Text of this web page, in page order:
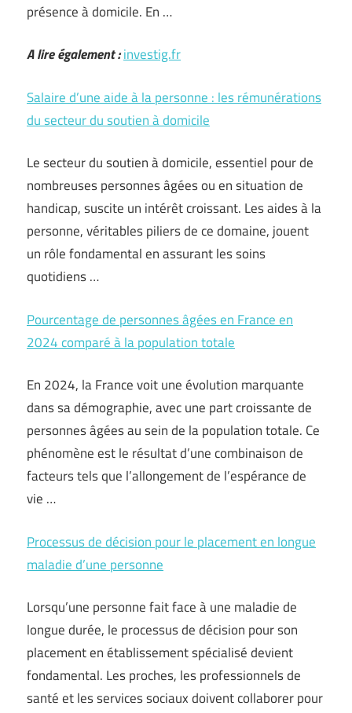
présence à domicile. En …
A lire également :investig.fr
Salaire d’une aide à la personne : les rémunérations
du secteur du soutien à domicile
Le secteur du soutien à domicile, essentiel pour de
nombreuses personnes âgées ou en situation de
handicap, suscite un intérêt croissant. Les aides à la
personne, véritables piliers de ce domaine, jouent
un rôle fondamental en assurant les soins
quotidiens …
Pourcentage de personnes âgées en France en
2024 comparé à la population totale
En 2024, la France voit une évolution marquante
dans sa démographie, avec une part croissante de
personnes âgées au sein de la population totale. Ce
phénomène est le résultat d’une combinaison de
facteurs tels que l’allongement de l’espérance de
vie …
Processus de décision pour le placement en longue
maladie d’une personne
Lorsqu’une personne fait face à une maladie de
longue durée, le processus de décision pour son
placement en établissement spécialisé devient
fondamental. Les proches, les professionnels de
santé et les services sociaux doivent collaborer pour